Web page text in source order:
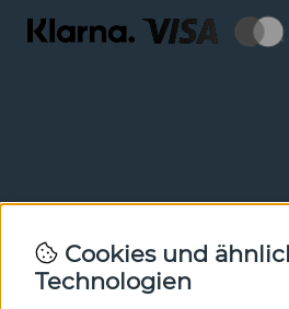
Newsletter
In unserem Newsletter erfahren
Cookies und
Technologien